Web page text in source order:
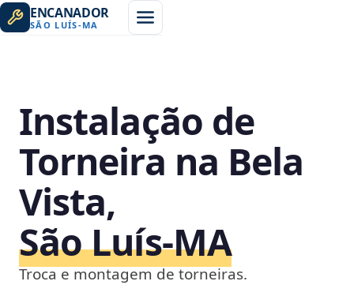
ENCANADOR
SÃO LUÍS-MA
Instalação de
Torneira na Bela
Vista,
São Luís‑MA
Troca e montagem de torneiras.